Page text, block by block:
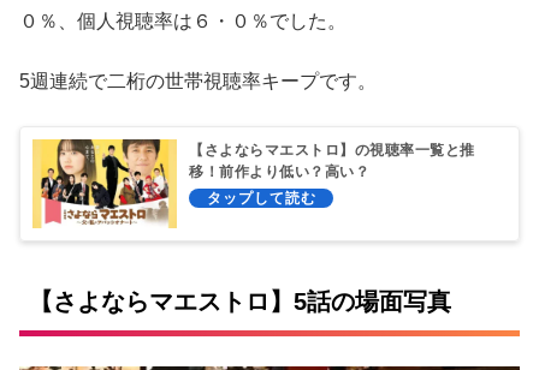
０％、個人視聴率は６・０％でした。
5週連続で二桁の世帯視聴率キープです。
【さよならマエストロ】の視聴率一覧と推
移！前作より低い？高い？
【さよならマエストロ】5話の場面写真